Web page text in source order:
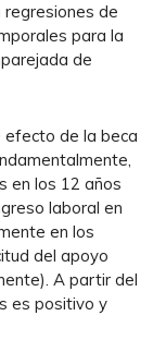
de
para la
de
de la beca
en los 12 años
laboral en
en los
del apoyo
A partir del
es positivo y